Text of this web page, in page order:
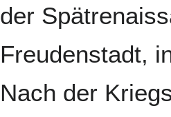
der
Freudenstadt,
Nach der